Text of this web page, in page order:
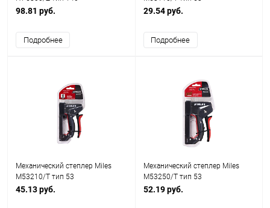
98.81 руб.
Подробнее
29.54 руб.
Подробнее
Механический степлер Miles
M53210/T тип 53
45.13 руб.
Механический степлер Miles
M53250/T тип 53
52.19 руб.